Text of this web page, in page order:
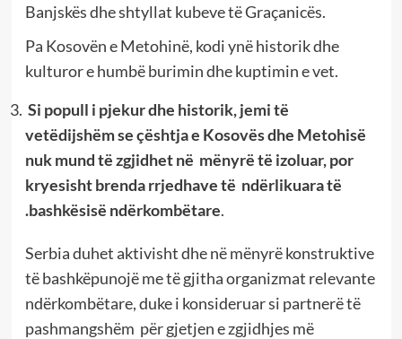
Banjskës dhe shtyllat kubeve të Graçanicës.
Pa Kosovën e Metohinë, kodi ynë historik dhe
kulturor e humbë burimin dhe kuptimin e vet.
Si popull i pjekur dhe historik, jemi të
vetëdijshëm se çështja e Kosovës dhe Metohisë
nuk mund të zgjidhet në mënyrë të izoluar, por
kryesisht brenda rrjedhave të ndërlikuara të
.bashkësisë ndërkombëtare.
Serbia duhet aktivisht dhe në mënyrë konstruktive
të bashkëpunojë me të gjitha organizmat relevante
ndërkombëtare, duke i konsideruar si partnerë të
pashmangshëm për gjetjen e zgjidhjes më